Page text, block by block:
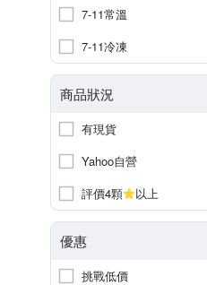
7-11常溫
7-11冷凍
商品狀況
有現貨
Yahoo自營
評價4顆
以上
優惠
挑戰低價